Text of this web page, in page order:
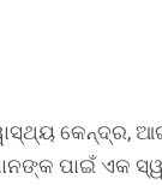
କେନ୍ଦ୍ର,
ପାଇଁ ଏକ